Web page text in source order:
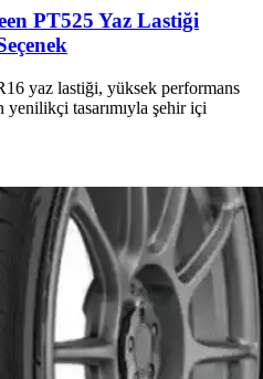
PT525 Yaz Lastiği
yaz lastiği, yüksek performans
tasarımıyla şehir içi